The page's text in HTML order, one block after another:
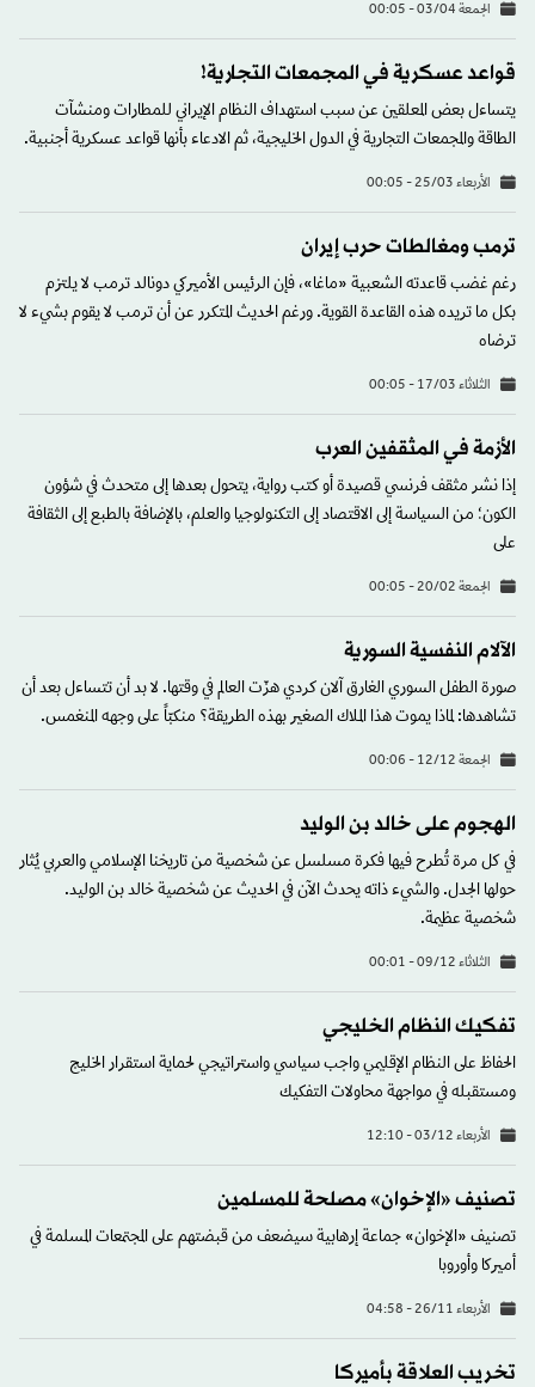
الجمعة 03/04 - 00:05
قواعد عسكرية في المجمعات التجارية!
يتساءل بعض المعلقين عن سبب استهداف النظام الإيراني للمطارات ومنشآت
الطاقة والمجمعات التجارية في الدول الخليجية، ثم الادعاء بأنها قواعد عسكرية أجنبية.
الأربعاء 25/03 - 00:05
ترمب ومغالطات حرب إيران
رغم غضب قاعدته الشعبية «ماغا»، فإن الرئيس الأميركي دونالد ترمب لا يلتزم
بكل ما تريده هذه القاعدة القوية. ورغم الحديث المتكرر عن أن ترمب لا يقوم بشيء لا
ترضاه
الثلاثاء 17/03 - 00:05
الأزمة في المثقفين العرب
إذا نشر مثقف فرنسي قصيدة أو كتب رواية، يتحول بعدها إلى متحدث في شؤون
الكون؛ من السياسة إلى الاقتصاد إلى التكنولوجيا والعلم، بالإضافة بالطبع إلى الثقافة
على
الجمعة 20/02 - 00:05
الآلام النفسية السورية
صورة الطفل السوري الغارق آلان كردي هزّت العالم في وقتها. لا بد أن تتساءل بعد أن
تشاهدها: لماذا يموت هذا الملاك الصغير بهذه الطريقة؟ منكبّاً على وجهه المنغمس.
الجمعة 12/12 - 00:06
الهجوم على خالد بن الوليد
في كل مرة تُطرح فيها فكرة مسلسل عن شخصية من تاريخنا الإسلامي والعربي يُثار
حولها الجدل. والشيء ذاته يحدث الآن في الحديث عن شخصية خالد بن الوليد.
شخصية عظيمة.
الثلاثاء 09/12 - 00:01
تفكيك النظام الخليجي
الحفاظ على النظام الإقليمي واجب سياسي واستراتيجي لحماية استقرار الخليج
ومستقبله في مواجهة محاولات التفكيك
الأربعاء 03/12 - 12:10
تصنيف «الإخوان» مصلحة للمسلمين
تصنيف «الإخوان» جماعة إرهابية سيضعف من قبضتهم على المجتمعات المسلمة في
أميركا وأوروبا
الأربعاء 26/11 - 04:58
تخريب العلاقة بأميركا